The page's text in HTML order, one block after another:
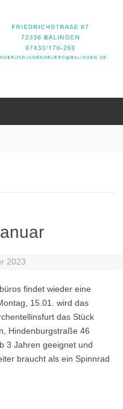
2023
findet wieder eine
15.01. wird das
das Stück
Hindenburgstraße 46
3 Jahren geeignet und
braucht als ein Spinnrad